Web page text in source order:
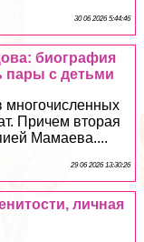
30 06 2026 5:44:46
биография
пары с детьми
многочисленных
Причем вторая
Мамаева....
29 06 2026 13:30:26
личная